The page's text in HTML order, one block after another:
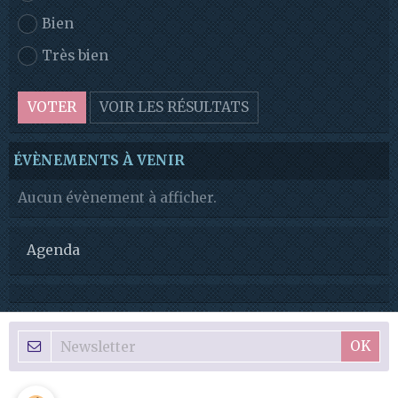
Bien
Très bien
VOTER VOIR LES RÉSULTATS
ÉVÈNEMENTS À VENIR
Aucun évènement à afficher.
Agenda